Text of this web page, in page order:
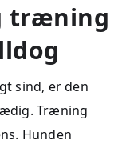
træning
sind, er den
Træning
Hunden